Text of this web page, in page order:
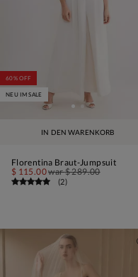
IN DEN WARENKORB
60% OFF
NEU IM SALE
Florentina Braut-Jumpsuit
$ 115.00war$ 289.00
(2)